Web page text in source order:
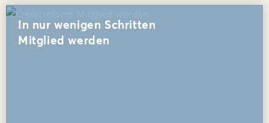
In nur wenigen Schritten
Mitglied werden